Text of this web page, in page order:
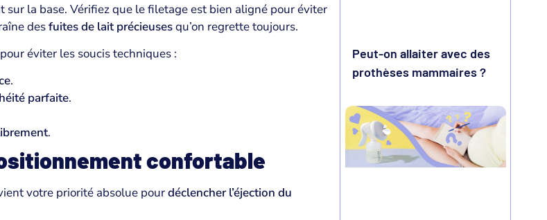
sur la base. Vérifiez que le filetage est bien aligné pour éviter
desfuites de lait précieusesqu’on regrette toujours.
pour éviter les soucis techniques :
.
parfaite.
.
confortable
votre priorité absolue pourdéclencher l’éjection du
Peut-on allaiter avec des
prothèses mammaires ?